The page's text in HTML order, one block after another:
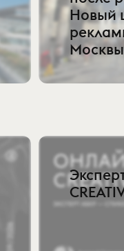
Новый
Москвы